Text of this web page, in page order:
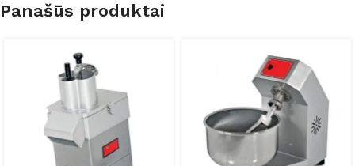
Panašūs produktai